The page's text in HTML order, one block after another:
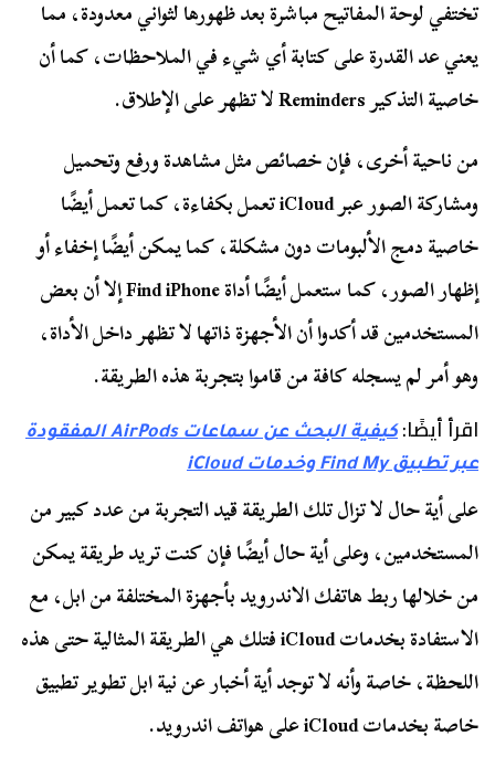
تختفي لوحة المفاتيح مباشرة بعد ظهورها لثواني معدودة، مما
يعني عد القدرة على كتابة أي شيء في الملاحظات، كما أن
خاصية التذكير Reminders لا تظهر على الإطلاق.
من ناحية أخرى، فإن خصائص مثل مشاهدة ورفع وتحميل
ومشاركة الصور عبر iCloud تعمل بكفاءة، كما تعمل أيضًا
خاصية دمج الألبومات دون مشكلة، كما يمكن أيضًا إخفاء أو
إظهار الصور، كما ستعمل أيضًا أداة Find iPhone إلا أن بعض
المستخدمين قد أكدوا أن الأجهزة ذاتها لا تظهر داخل الأداة،
وهو أمر لم يسجله كافة من قاموا بتجربة هذه الطريقة.
اقرأ أيضًا:
كيفية البحث عن سماعات AirPods المفقودة
عبر تطبيق Find My وخدمات iCloud
على أية حال لا تزال تلك الطريقة قيد التجربة من عدد كبير من
المستخدمين، وعلى أية حال أيضًا فإن كنت تريد طريقة يمكن
من خلالها ربط هاتفك الاندرويد بأجهزة المختلفة من ابل، مع
الاستفادة بخدمات iCloud فتلك هي الطريقة المثالية حتى هذه
اللحظة، خاصة وأنه لا توجد أية أخبار عن نية ابل تطوير تطبيق
خاصة بخدمات iCloud على هواتف اندرويد.